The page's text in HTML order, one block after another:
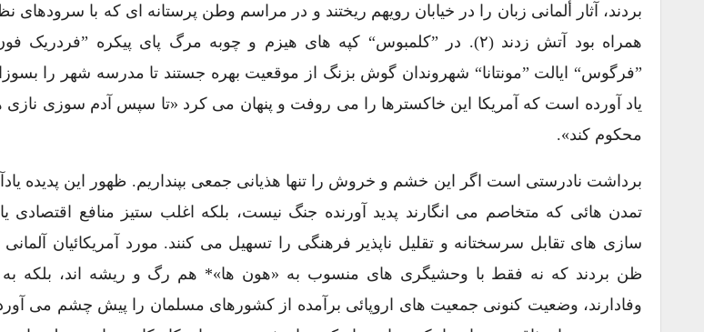
بردند، آثار ألمانی زبان را در خیابان رویهم ریختند و در مراسم وطن پرستانه ای که با
همراه بود آتش زدند (۲). در ”کلمبوس“ کپه های هیزم و چوبه مرگ پای پیکره
”فرگوس“ ایالت ”مونتانا“ شهروندان گوش بزنگ از موقعیت بهره جستند تا مدرسه شهر را
یاد آورده است که آمریکا این خاکسترها را می روفت و پنهان می کرد «تا سپس آدم سوزی نازی
محکوم کند».
برداشت نادرستی است اگر این خشم و خروش را تنها هذیانی جمعی بپنداریم. ظهور این پدیده
تمدن هائی که متخاصم می انگارند پدید آورنده جنگ نیست، بلکه اغلب ستیز منافع
سازی های تقابل سرسختانه و تقلیل ناپذیر فرهنگی را تسهیل می کنند. مورد آمریکائیان آلمانی
ظن بردند که نه فقط با وحشیگری های منسوب به «هون ها»* هم رگ و ریشه اند، بلکه به
وفادارند، وضعیت کنونی جمعیت های اروپائی برآمده از کشورهای مسلمان را پیش چشم می آورد